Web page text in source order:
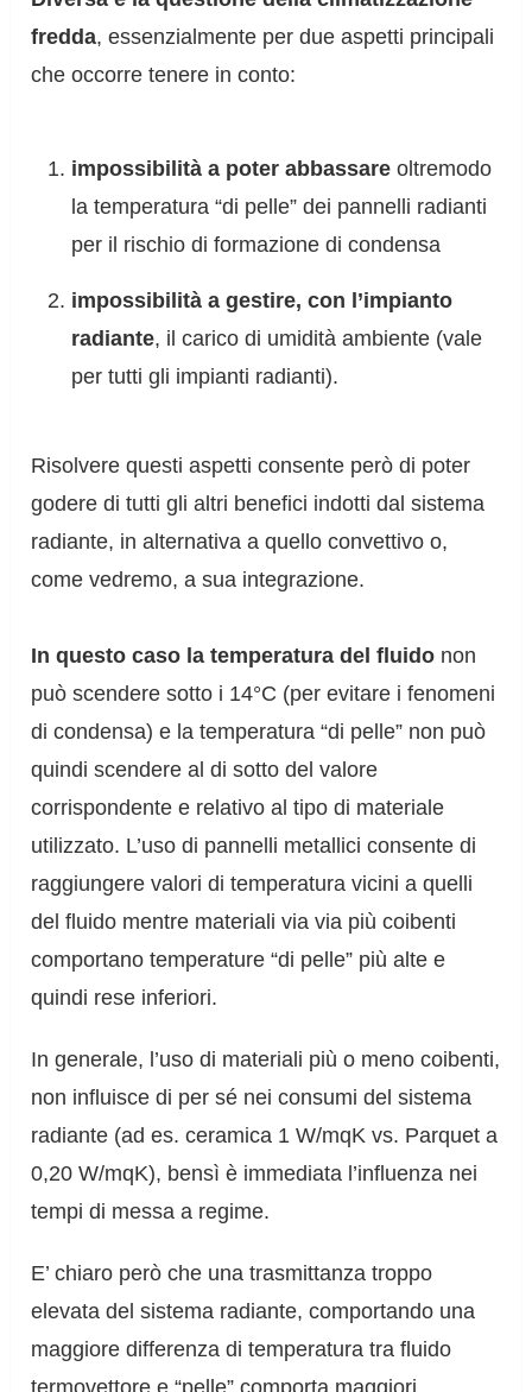
fredda, essenzialmente per due aspetti principali
che occorre tenere in conto:
impossibilità a poter abbassare oltremodo
la temperatura “di pelle” dei pannelli radianti
per il rischio di formazione di condensa
impossibilità a gestire, con l’impianto
radiante, il carico di umidità ambiente (vale
per tutti gli impianti radianti).
Risolvere questi aspetti consente però di poter
godere di tutti gli altri benefici indotti dal sistema
radiante, in alternativa a quello convettivo o,
come vedremo, a sua integrazione.
In questo caso la temperatura del fluido non
può scendere sotto i 14°C (per evitare i fenomeni
di condensa) e la temperatura “di pelle” non può
quindi scendere al di sotto del valore
corrispondente e relativo al tipo di materiale
utilizzato. L’uso di pannelli metallici consente di
raggiungere valori di temperatura vicini a quelli
del fluido mentre materiali via via più coibenti
comportano temperature “di pelle” più alte e
quindi rese inferiori.
In generale, l’uso di materiali più o meno coibenti,
non influisce di per sé nei consumi del sistema
radiante (ad es. ceramica 1 W/mqK vs. Parquet a
0,20 W/mqK), bensì è immediata l’influenza nei
tempi di messa a regime.
E’ chiaro però che una trasmittanza troppo
elevata del sistema radiante, comportando una
maggiore differenza di temperatura tra fluido
termovettore e “pelle” comporta maggiori